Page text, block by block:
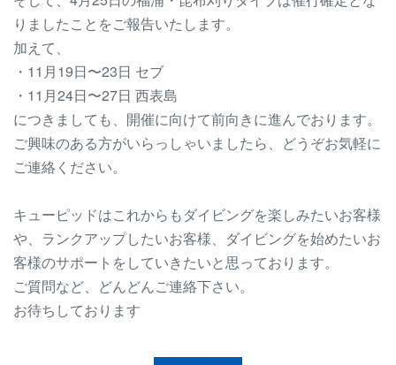
りましたことをご報告いたします。
加えて、
・11月19日〜23日 セブ
・11月24日〜27日 西表島
につきましても、開催に向けて前向きに進んでおります。
ご興味のある方がいらっしゃいましたら、どうぞお気軽に
ご連絡ください。
キューピッドはこれからもダイビングを楽しみたいお客様
や、ランクアップしたいお客様、ダイビングを始めたいお
客様のサポートをしていきたいと思っております。
ご質問など、どんどんご連絡下さい。
お待ちしております